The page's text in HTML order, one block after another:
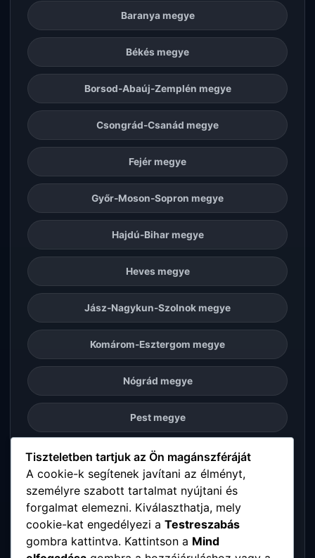
Baranya megye
Békés megye
Borsod-Abaúj-Zemplén megye
Csongrád-Csanád megye
Fejér megye
Győr-Moson-Sopron megye
Hajdú-Bihar megye
Heves megye
Jász-Nagykun-Szolnok megye
Komárom-Esztergom megye
Nógrád megye
Pest megye
Somogy megye
Szabolcs-Szatmár-Bereg megye
Tolna megye
Tiszteletben tartjuk az Ön magánszféráját
A cookie-k segítenek javítani az élményt,
személyre szabott tartalmat nyújtani és
forgalmat elemezni. Kiválaszthatja, mely
cookie-kat engedélyezi a Testreszabás
gombra kattintva. Kattintson a Mind